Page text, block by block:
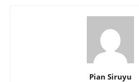
Pian Siruyu